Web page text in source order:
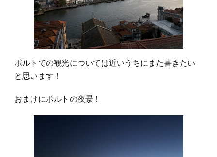
ポルトでの観光については近いうちにまた書きたい
と思います！
おまけにポルトの夜景！